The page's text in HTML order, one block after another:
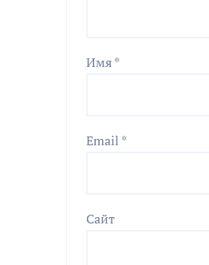
Имя*
Email *
Сайт